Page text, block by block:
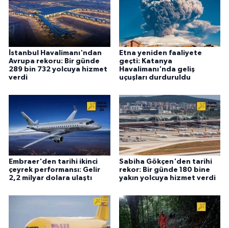
İstanbul Havalimanı'ndan
Avrupa rekoru: Bir günde
289 bin 732 yolcuya hizmet
verdi
Etna yeniden faaliyete
geçti: Katanya
Havalimanı'nda geliş
uçuşları durduruldu
Embraer'den tarihi ikinci
çeyrek performansı: Gelir
2,2 milyar dolara ulaştı
Sabiha Gökçen'den tarihi
rekor: Bir günde 180 bine
yakın yolcuya hizmet verdi